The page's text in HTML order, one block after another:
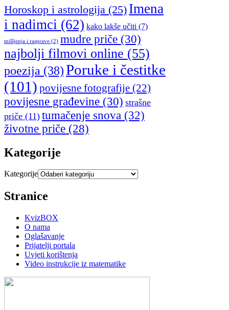
Horoskop i astrologija (25) Imena
i nadimci (62) kako lakše učiti (7)
mišljenja i rasprave (2) mudre priče (30)
najbolji filmovi online (55)
poezija (38)Poruke i čestitke
(101) povijesne fotografije (22)
povijesne građevine (30) strašne
priče (11) tumačenje snova (32)
životne priče (28)
Kategorije
Kategorije
Stranice
KvizBOX
O nama
Oglašavanje
Prijatelji portala
Uvjeti korištenja
Video instrukcije iz matematike